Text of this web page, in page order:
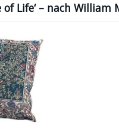
of Life‘ – nach William